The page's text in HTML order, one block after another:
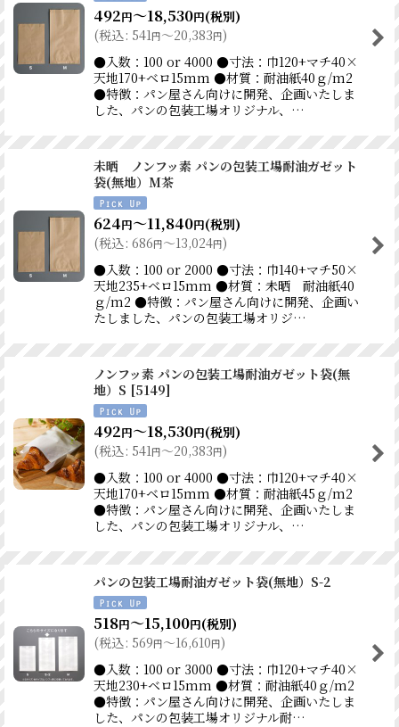
492円～18,530円(税別)
(税込: 541 円～20,383円)
●入数：100 or 4000 ●寸法：巾120+マチ40×
天地170+ベロ15mm ●材質：耐油紙40ｇ/m2
●特徴：パン屋さん向けに開発、企画いたしま
した、パンの包装工場オリジナル、…
未晒 ノンフッ素 パンの包装工場耐油ガゼット
袋(無地）M茶
624円～11,840円(税別)
(税込: 686円～13,024円)
●入数：100 or 2000 ●寸法：巾140+マチ50×
天地235+ベロ15mm ●材質：未晒 耐油紙40
ｇ/m2 ●特徴：パン屋さん向けに開発、企画い
たしました、パンの包装工場オリジ…
ノンフッ素 パンの包装工場耐油ガゼット袋(無
地）S [5149]
492円～18,530円(税別)
(税込: 541 円～20,383円)
●入数：100 or 4000 ●寸法：巾120+マチ40×
天地170+ベロ15mm ●材質：耐油紙45ｇ/m2
●特徴：パン屋さん向けに開発、企画いたしま
した、パンの包装工場オリジナル、…
パンの包装工場耐油ガゼット袋(無地）S-2
518円～15,100円(税別)
(税込: 569円～16,610円)
●入数：100 or 3000 ●寸法：巾120+マチ40×
天地230+ベロ15mm ●材質：耐油紙40ｇ/m2
●特徴：パン屋さん向けに開発、企画いたしま
した、パンの包装工場オリジナル耐…